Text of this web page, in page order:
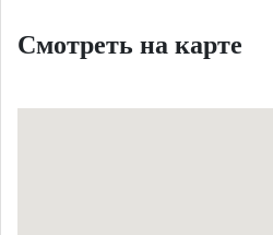
Смотреть на карте